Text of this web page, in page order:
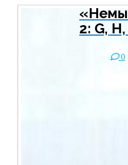
2: G,
0